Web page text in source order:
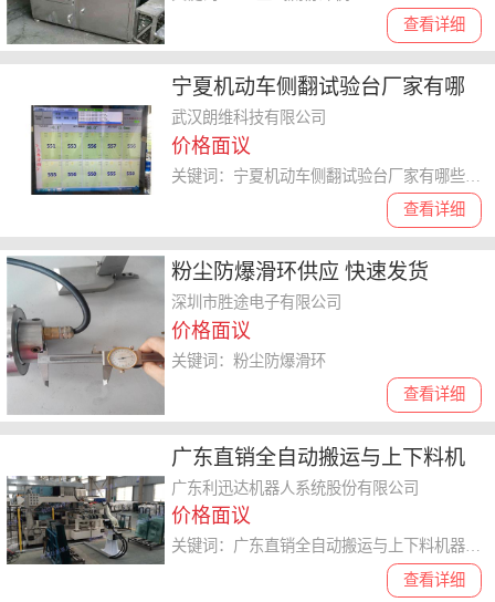
查看详细
宁夏机动车侧翻试验台厂家有哪
些 武汉朗维科技供应
武汉朗维科技有限公司
价格面议
查看详细
粉尘防爆滑环供应 快速发货
深圳市胜途电子有限公司
价格面议
查看详细
关键词：粉尘防爆滑环
广东直销全自动搬运与上下料机
器人工作站生产厂家 广东利迅达
机器人系统股份供应
广东利迅达机器人系统股份有限公司
价格面议
查看详细
关键词：广东直销全自动搬运与上下料机器人工作站生产厂家,全自动搬运与上下料机器人工作站